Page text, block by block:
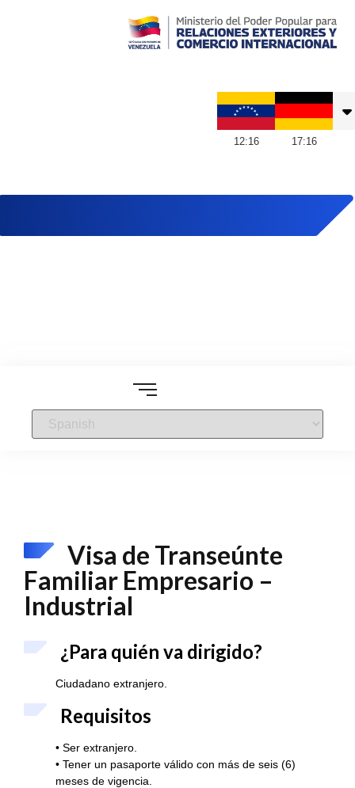
12:16 17:16
Visa de Transeúnte
Familiar Empresario –
Industrial
¿Para quién va dirigido?
Ciudadano extranjero.
Requisitos
• Ser extranjero.
• Tener un pasaporte válido con más de seis (6)
meses de vigencia.